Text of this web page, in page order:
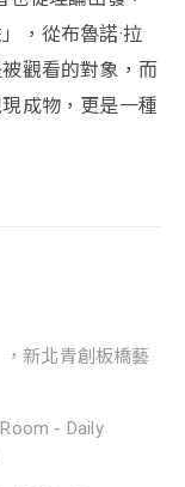
，從布魯諾·拉
觀看的對象，而
成物，更是一種
，新北青創板橋藝
- Daily